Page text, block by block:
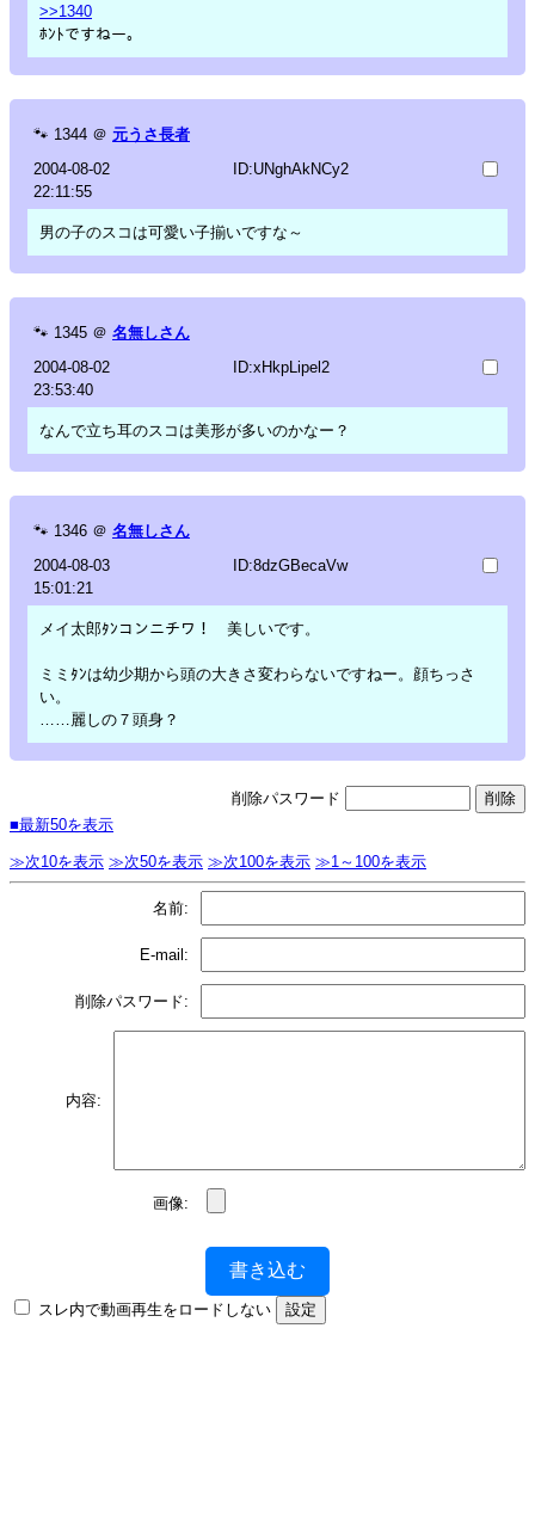
>>1340
ﾎﾝﾄですねー。
🐾 1344 ＠ 元うさ長者
2004-08-02
22:11:55
ID:UNghAkNCy2
男の子のスコは可愛い子揃いですな～
🐾 1345 ＠ 名無しさん
2004-08-02
23:53:40
ID:xHkpLipel2
なんで立ち耳のスコは美形が多いのかなー？
🐾 1346 ＠ 名無しさん
2004-08-03
15:01:21
ID:8dzGBecaVw
メイ太郎ﾀﾝコンニチワ！ 美しいです。
ミミﾀﾝは幼少期から頭の大きさ変わらないですねー。顔ちっさ
い。
……麗しの７頭身？
削除パスワード
■最新50を表示
≫次10を表示 ≫次50を表示 ≫次100を表示 ≫1～100を表示
名前:
E-mail:
削除パスワード:
内容:
画像:
書き込む
スレ内で動画再生をロードしない